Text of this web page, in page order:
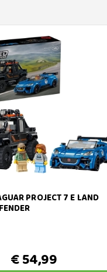
PROJECT 7 E LAND
€ 54,99